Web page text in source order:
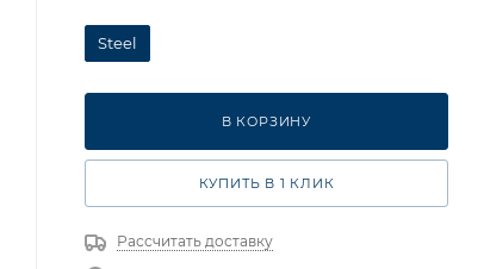
Steel
В КОРЗИНУ
КУПИТЬ В 1 КЛИК
Рассчитать доставку